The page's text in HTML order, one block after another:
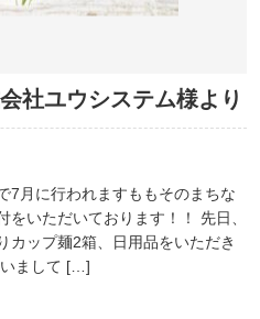
社ユウシステム様より
7月に行われますももそのまちな
いただいております！！ 先日、
カップ麺2箱、日用品をいただき
いまして […]